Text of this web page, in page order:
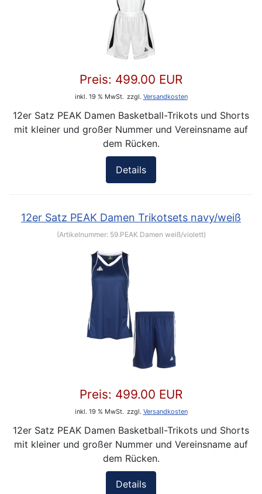
Preis: 499.00 EUR
inkl. 19 % MwSt. zzgl. Versandkosten
12er Satz PEAK Damen Basketball-Trikots und Shorts
mit kleiner und großer Nummer und Vereinsname auf
dem Rücken.
Details
12er Satz PEAK Damen Trikotsets navy/weiß
(Artikelnummer: 59.PEAK Damen weiß/violett)
Preis: 499.00 EUR
inkl. 19 % MwSt. zzgl. Versandkosten
12er Satz PEAK Damen Basketball-Trikots und Shorts
mit kleiner und großer Nummer und Vereinsname auf
dem Rücken.
Details